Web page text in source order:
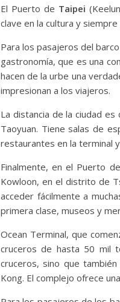
El Puerto de Taipei
clave en la cultura y
Para los pasajeros del
gastronomía, que es una
hacen de la urbe una
impresionan a los viajeros.
La distancia de la ciudad
Taoyuan. Tiene salas de
restaurantes en la terminal
Finalmente, en el Puerto de
Kowloon, en el distrito de
acceder fácilmente a
primera clase, museos y
Ocean Terminal, que
cruceros de hasta 50 mil
cruceros, sino que
Kong. El complejo ofrece